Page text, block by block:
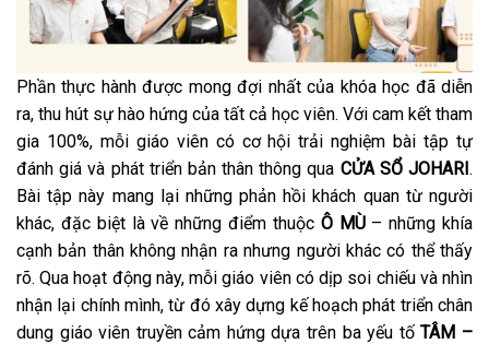
Phần thực hành được mong đợi nhất của khóa học đã diễn
ra, thu hút sự hào hứng của tất cả học viên. Với cam kết tham
gia 100%, mỗi giáo viên có cơ hội trải nghiệm bài tập tự
đánh giá và phát triển bản thân thông qua CỬA SỔ JOHARI.
Bài tập này mang lại những phản hồi khách quan từ người
khác, đặc biệt là về những điểm thuộc Ô MÙ– những khía
cạnh bản thân không nhận ra nhưng người khác có thể thấy
rõ. Qua hoạt động này, mỗi giáo viên có dịp soi chiếu và nhìn
nhận lại chính mình, từ đó xây dựng kế hoạch phát triển chân
dung giáo viên truyền cảm hứng dựa trên ba yếu tốTÂM –